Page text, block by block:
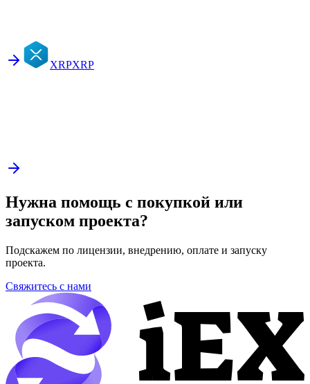
XRPXRP
Нужна помощь с покупкой или
запуском проекта?
Подскажем по лицензии, внедрению, оплате и запуску
проекта.
Свяжитесь с нами